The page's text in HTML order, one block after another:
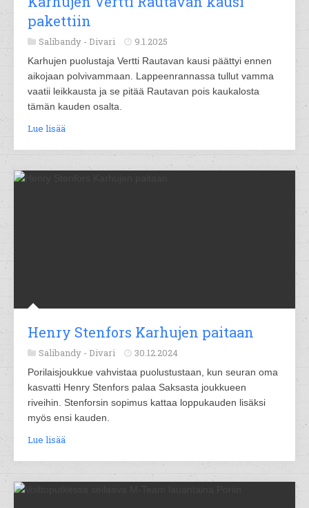
pakettiin
Salibandy - Divari 9.1.2025
Karhujen puolustaja Vertti Rautavan kausi päättyi ennen
aikojaan polvivammaan. Lappeenrannassa tullut vamma
vaatii leikkausta ja se pitää Rautavan pois kaukalosta
tämän kauden osalta.
Lue lisää
Henry Stenfors Karhujen paitaan
Salibandy - Divari 30.12.2024
Porilaisjoukkue vahvistaa puolustustaan, kun seuran oma
kasvatti Henry Stenfors palaa Saksasta joukkueen
riveihin. Stenforsin sopimus kattaa loppukauden lisäksi
myös ensi kauden.
Lue lisää